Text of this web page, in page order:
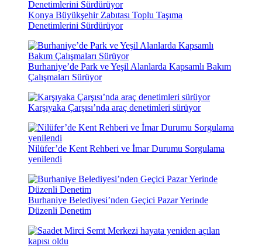
Konya Büyükşehir Zabıtası Toplu Taşıma
Denetimlerini Sürdürüyor
Burhaniye’de Park ve Yeşil Alanlarda Kapsamlı Bakım
Çalışmaları Sürüyor
Karşıyaka Çarşısı’nda araç denetimleri sürüyor
Nilüfer’de Kent Rehberi ve İmar Durumu Sorgulama
yenilendi
Burhaniye Belediyesi’nden Geçici Pazar Yerinde
Düzenli Denetim